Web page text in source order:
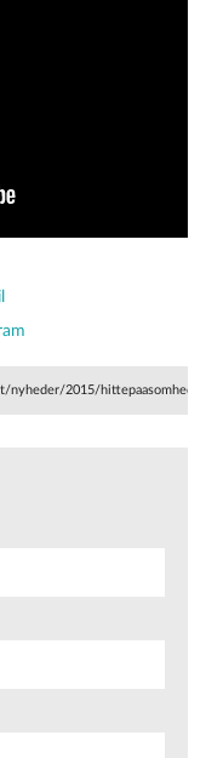
2015/hittepaasomhed-